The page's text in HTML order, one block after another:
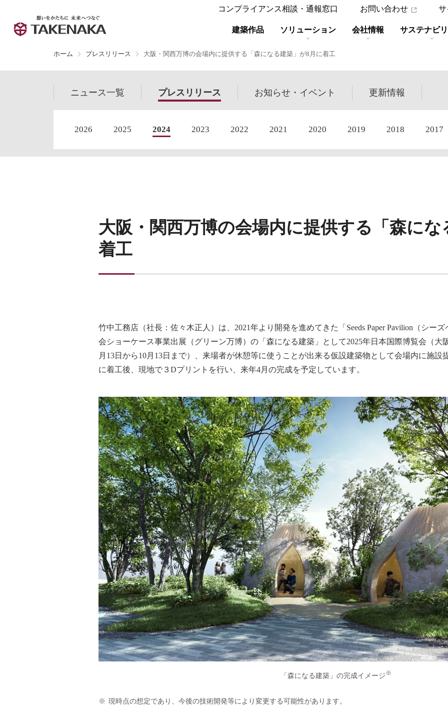
建築作品 ソリューション 会社情報 サステナビ
コンプライアンス相談・通報窓口 お問い合わせ サ
ホーム プレスリリース 大阪・関西万博の会場内に提供する「森になる建築」が8月に着工
ニュース一覧 プレス リリース お知らせ・ イベント 更新情報
2026 2025 2024 2023 2022 2021 2020 2019 2018 2017
大阪・関西万博の会場内に提供する「森にな
着工
竹中工務店（社長：佐々木正人）は、2021年より開発を進めてきた「Seeds Paper Pavilion（シー
会ショーケース事業出展（グリーン万博）の「森になる建築」として2025年日本国際博覧会（大
月13日から10月13日まで）、来場者が休憩等に使うことが出来る仮設建築物として会場内に施設
に着工後、現地で３Dプリントを行い、来年4月の完成を予定しています。
「森になる建築」の完成イメージ※
※ 現時点の想定であり、今後の技術開発等により変更する可能性があります。